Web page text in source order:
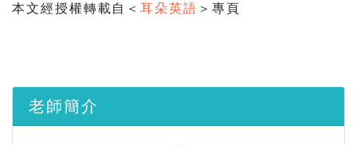
本文經授權轉載自＜耳朵英語 ＞專頁
老師簡介